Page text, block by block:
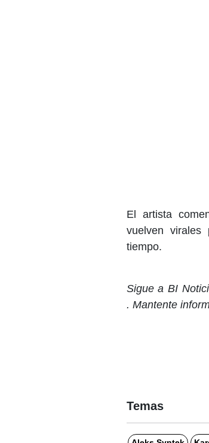
El artista
vuelven virales
tiempo.
Sigue a BI
. Mantente
Temas